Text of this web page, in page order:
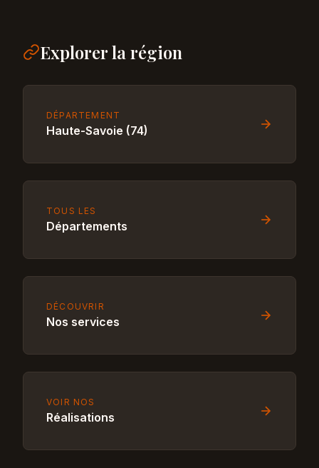
Explorer la région
DÉPARTEMENT
Haute-Savoie (74)
TOUS LES
Départements
DÉCOUVRIR
Nos services
VOIR NOS
Réalisations